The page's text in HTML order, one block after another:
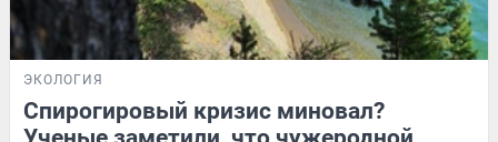
ЭКОЛОГИЯ
Спирогировый кризис миновал?